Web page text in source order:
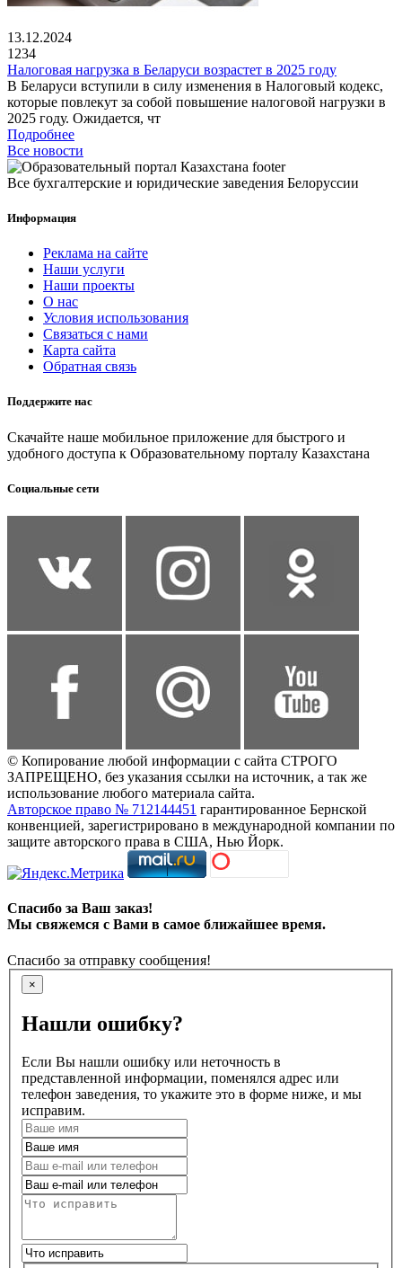
13.12.2024
1234
Налоговая нагрузка в Беларуси возрастет в 2025 году
В Беларуси вступили в силу изменения в Налоговый кодекс,
которые повлекут за собой повышение налоговой нагрузки в
2025 году. Ожидается, чт
Подробнее
Все новости
Все бухгалтерские и юридические заведения Белоруссии
Информация
Реклама на сайте
Наши услуги
Наши проекты
О нас
Условия использования
Связаться с нами
Карта сайта
Обратная связь
Поддержите нас
Скачайте наше мобильное приложение для быстрого и
удобного доступа к Образовательному порталу Казахстана
Социальные сети
© Копирование любой информации с сайта СТРОГО
ЗАПРЕЩЕНО, без указания ссылки на источник, а так же
использование любого материала сайта.
Авторское право № 712144451 гарантированное Бернской
конвенцией, зарегистрировано в международной компании по
защите авторского права в США, Нью Йорк.
Спасибо за Ваш заказ!
Мы свяжемся с Вами в самое ближайшее время.
Спасибо за отправку сообщения!
×
Нашли ошибку?
Если Вы нашли ошибку или неточность в
представленной информации, поменялся адрес или
телефон заведения, то укажите это в форме ниже, и мы
исправим.